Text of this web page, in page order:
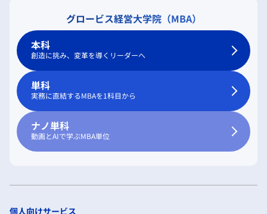
グロービス経営大学院（MBA）
本科
創造に挑み、変革を導くリーダーへ
単科
実務に直結するMBAを1科目から
ナノ単科
動画とAIで学ぶMBA単位
個人向けサービス